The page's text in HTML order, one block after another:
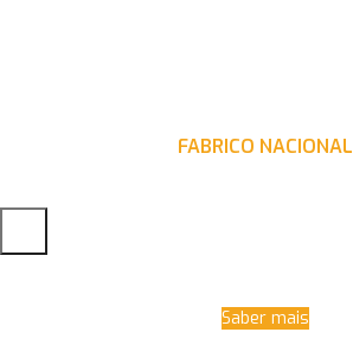
FABRICO NACIONAL
Saber mais